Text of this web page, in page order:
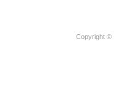
Copyright ©